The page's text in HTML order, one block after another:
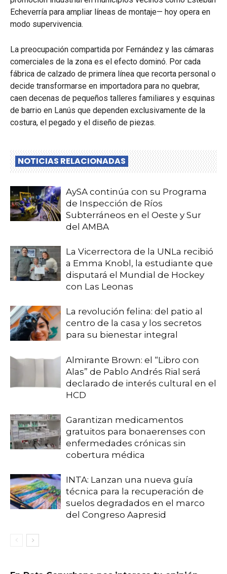
Echeverría para ampliar líneas de montaje— hoy opera en
modo supervivencia.
La preocupación compartida por Fernández y las cámaras
comerciales de la zona es el efecto dominó. Por cada
fábrica de calzado de primera línea que recorta personal o
decide transformarse en importadora para no quebrar,
caen decenas de pequeños talleres familiares y esquinas
de barrio en Lanús que dependen exclusivamente de la
costura, el pegado y el diseño de piezas.
NOTICIAS RELACIONADAS
AySA continúa con su Programa
de Inspección de Ríos
Subterráneos en el Oeste y Sur
del AMBA
La Vicerrectora de la UNLa recibió
a Emma Knobl, la estudiante que
disputará el Mundial de Hockey
con Las Leonas
La revolución felina: del patio al
centro de la casa y los secretos
para su bienestar integral
Almirante Brown: el “Libro con
Alas” de Pablo Andrés Rial será
declarado de interés cultural en el
HCD
Garantizan medicamentos
gratuitos para bonaerenses con
enfermedades crónicas sin
cobertura médica
INTA: Lanzan una nueva guía
técnica para la recuperación de
suelos degradados en el marco
del Congreso Aapresid